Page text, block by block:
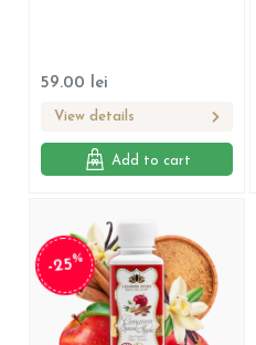
59.00 lei
View details
Add to cart
-25%